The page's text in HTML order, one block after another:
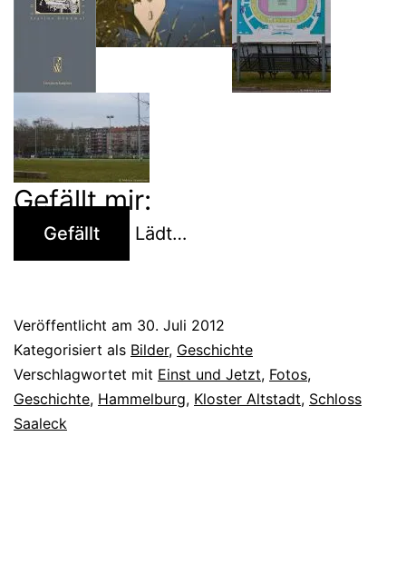
Gefällt mir:
Gefällt Lädt…
Veröffentlicht am 30. Juli 2012
Kategorisiert als Bilder, Geschichte
Verschlagwortet mit Einst und Jetzt, Fotos,
Geschichte, Hammelburg, Kloster Altstadt, Schloss
Saaleck